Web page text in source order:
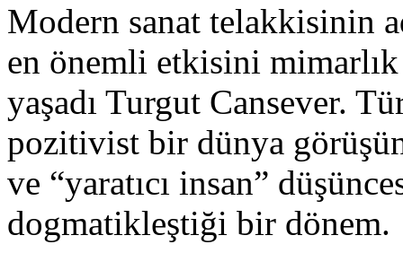
Modern sanat telakkisinin
en önemli etkisini
yaşadı Turgut Cansever.
pozitivist bir dünya
ve “yaratıcı insan”
dogmatikleştiği bir dönem.